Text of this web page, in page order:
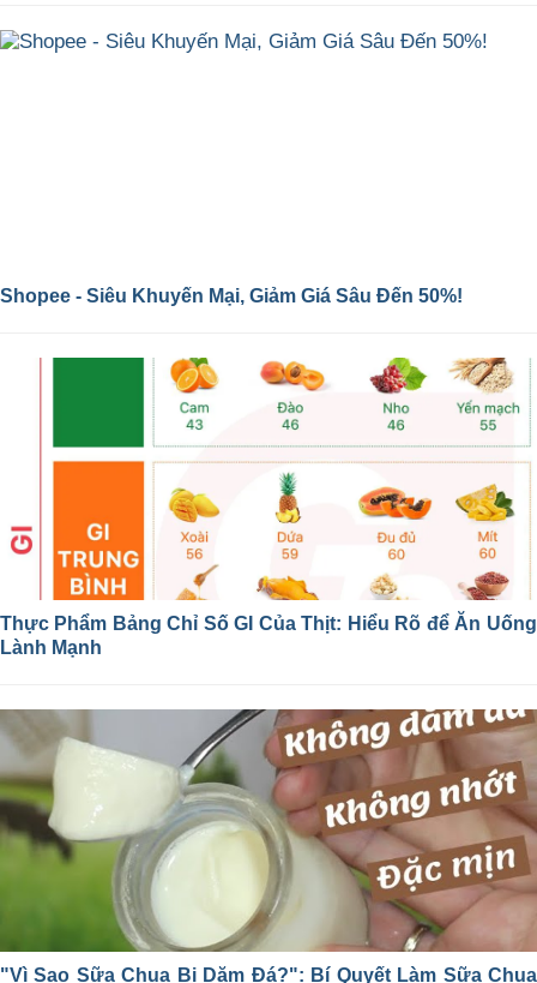
Shopee - Siêu Khuyến Mại, Giảm Giá Sâu Đến 50%!
Thực Phẩm Bảng Chỉ Số GI Của Thịt: Hiểu Rõ để Ăn Uống
Lành Mạnh
"Vì Sao Sữa Chua Bị Dăm Đá?": Bí Quyết Làm Sữa Chua